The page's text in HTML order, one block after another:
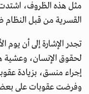
مثل هذه الظروف،
القسرية من قبل النظام
لحقوق الإنسان، وعشية
إجراء منسق، بزيادة
وفرضت عقوبات على بعض